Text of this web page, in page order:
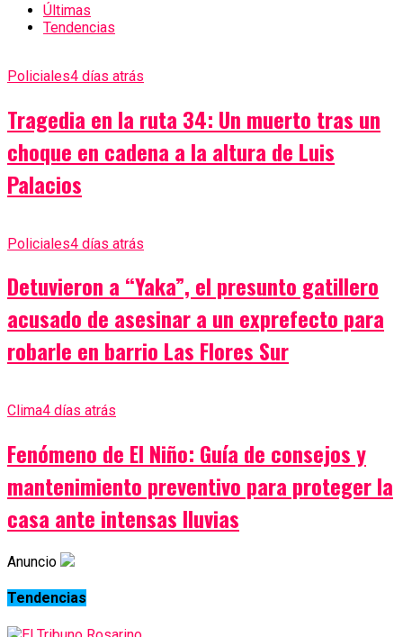
Últimas
Tendencias
Policiales4 días atrás
Tragedia en la ruta 34: Un muerto tras un
choque en cadena a la altura de Luis
Palacios
Policiales4 días atrás
Detuvieron a “Yaka”, el presunto gatillero
acusado de asesinar a un exprefecto para
robarle en barrio Las Flores Sur
Clima4 días atrás
Fenómeno de El Niño: Guía de consejos y
mantenimiento preventivo para proteger la
casa ante intensas lluvias
Anuncio
Tendencias